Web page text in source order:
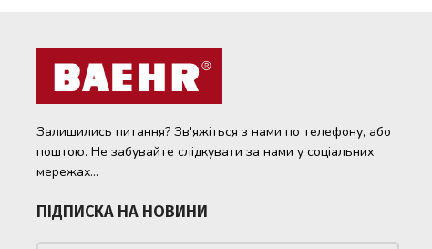
Залишились питання? Зв'яжіться з нами по телефону, або
поштою. Не забувайте слідкувати за нами у соціальних
мережах...
ПІДПИСКА НА НОВИНИ